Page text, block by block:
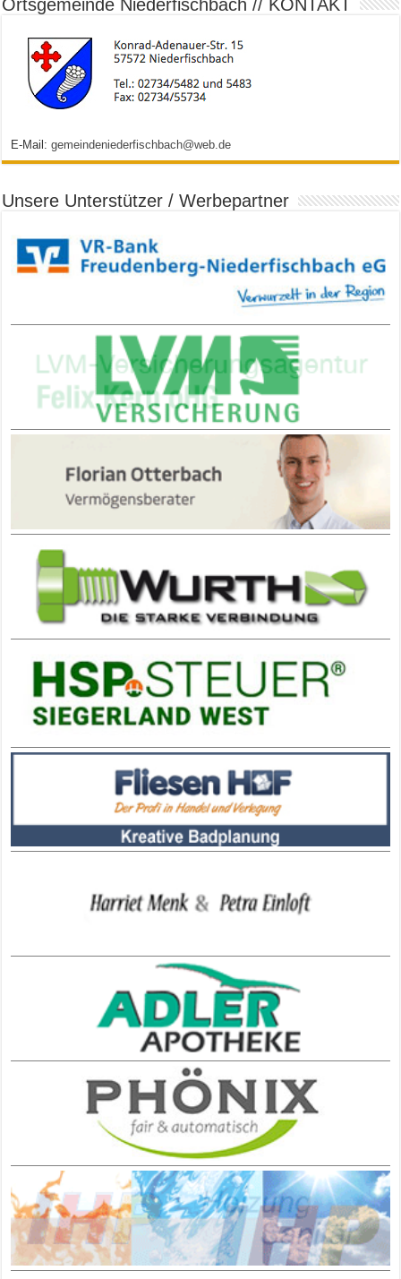
Ortsgemeinde Niederfischbach // KONTAKT
E-Mail:gemeindeniederfischbach@web.de
Unsere Unterstützer / Werbepartner